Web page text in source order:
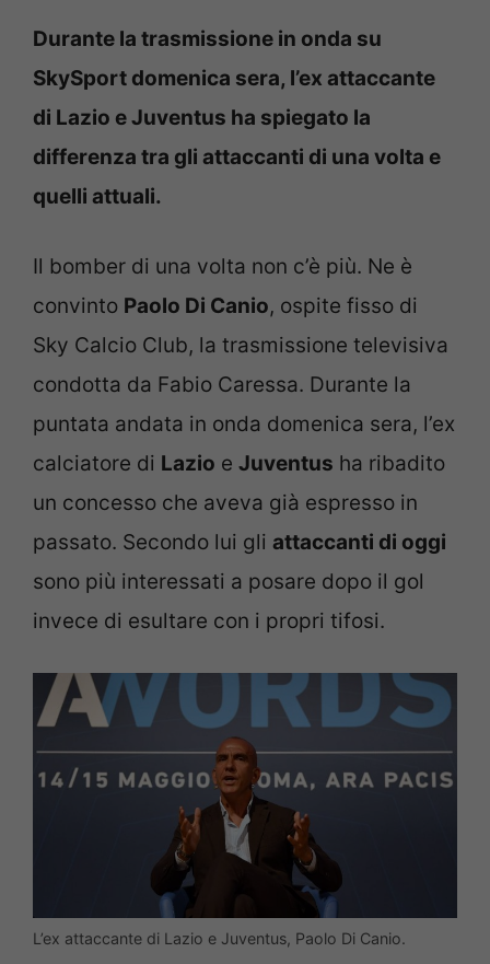
Durante la trasmissione in onda su
SkySport domenica sera, l’ex attaccante
di Lazio e Juventus ha spiegato la
differenza tra gli attaccanti di una volta e
quelli attuali.
Il bomber di una volta non c’è più. Ne è
convinto Paolo Di Canio, ospite fisso di
Sky Calcio Club, la trasmissione televisiva
condotta da Fabio Caressa. Durante la
puntata andata in onda domenica sera, l’ex
calciatore di Lazio e Juventus ha ribadito
un concesso che aveva già espresso in
passato. Secondo lui gli attaccanti di oggi
sono più interessati a posare dopo il gol
invece di esultare con i propri tifosi.
L’ex attaccante di Lazio e Juventus, Paolo Di Canio.